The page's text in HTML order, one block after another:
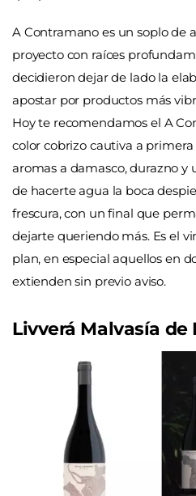
A Contramano es un soplo de
proyecto con raíces
decidieron dejar de lado la
apostar por productos más
Hoy te recomendamos el A
color cobrizo cautiva a
aromas a damasco, durazno
de hacerte agua la boca
frescura, con un final que
dejarte queriendo más. Es el
plan, en especial aquellos en
extienden sin previo aviso.
Livverá Malvasía de